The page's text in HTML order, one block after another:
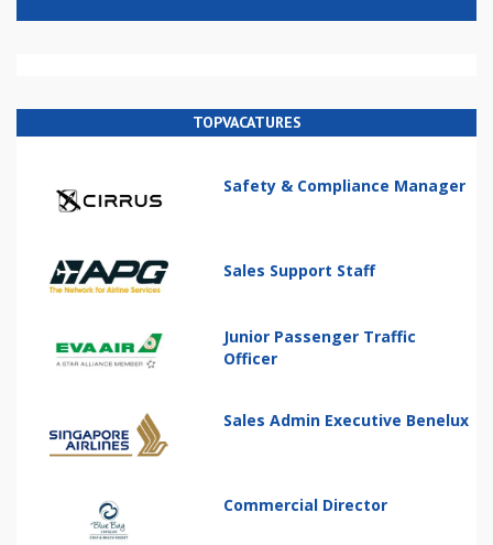
TOPVACATURES
Safety & Compliance Manager
Sales Support Staff
Junior Passenger Traffic
Officer
Sales Admin Executive Benelux
Commercial Director